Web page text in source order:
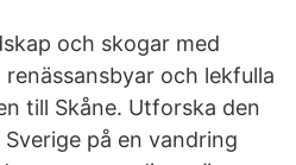
och skogar med
och lekfulla
till Skåne. Utforska den
på en vandring